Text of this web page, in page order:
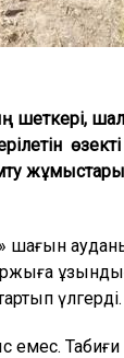
емес.